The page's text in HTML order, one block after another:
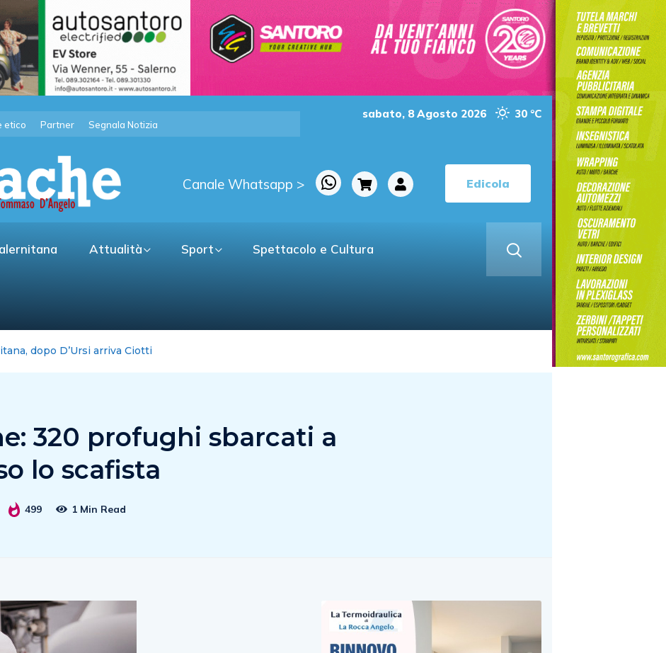
etico Partner Segnala Notizia
sabato, 8 Agosto 2026 30 °C
Canale Whatsapp > Edicola
Attualità Sport Spettacolo e Cultura
incursione nei talk & news tv
320 profughi sbarcati a
lo scafista
499 1 Min Read